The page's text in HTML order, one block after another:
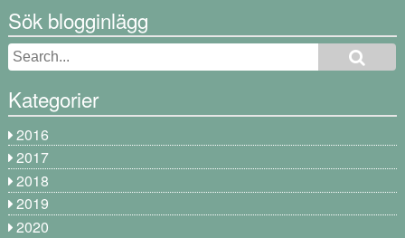
Sök blogginlägg
Kategorier
2016
2017
2018
2019
2020